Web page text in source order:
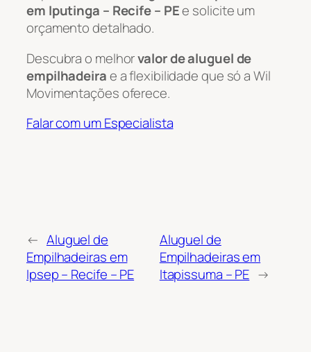
em Iputinga – Recife – PEe solicite um
orçamento detalhado.
Descubra o melhorvalor de aluguel de
empilhadeirae a flexibilidade que só a Wil
Movimentações oferece.
Falar com um Especialista
← Aluguel de
Empilhadeiras em
Ipsep – Recife – PE
Aluguel de
Empilhadeiras em
Itapissuma – PE →